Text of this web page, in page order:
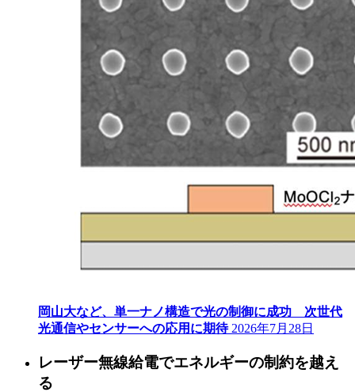
岡山大など、単一ナノ構造で光の制御に成功 次世代
光通信やセンサーへの応用に期待 2026年7月28日
レーザー無線給電でエネルギーの制約を越え
る